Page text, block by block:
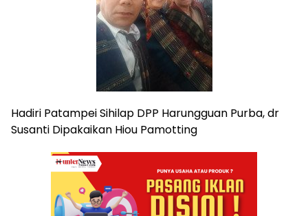
Hadiri Patampei Sihilap DPP Harungguan Purba, dr
Susanti Dipakaikan Hiou Pamotting